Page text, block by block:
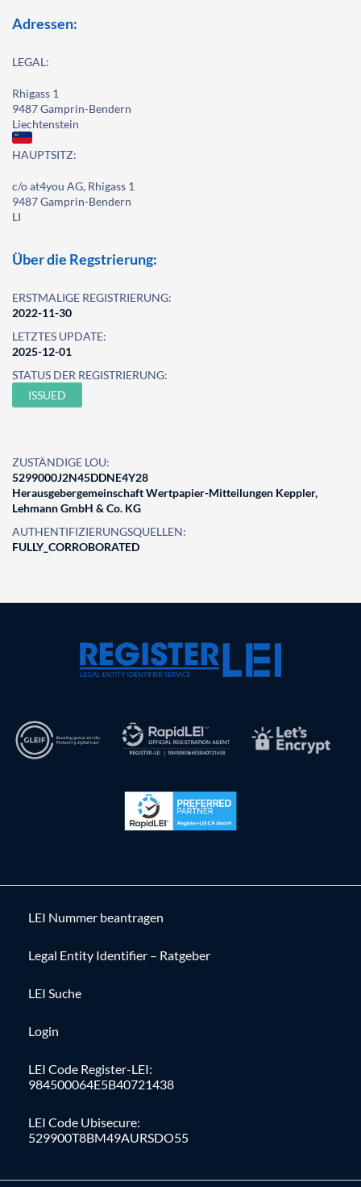
Adressen:
LEGAL:
Rhigass 1
9487 Gamprin-Bendern
Liechtenstein
HAUPTSITZ:
c/o at4you AG, Rhigass 1
9487 Gamprin-Bendern
LI
Über die Regstrierung:
ERSTMALIGE REGISTRIERUNG:
2022-11-30
LETZTES UPDATE:
2025-12-01
STATUS DER REGISTRIERUNG:
ISSUED
ZUSTÄNDIGE LOU:
5299000J2N45DDNE4Y28
Herausgebergemeinschaft Wertpapier-Mitteilungen Keppler,
Lehmann GmbH & Co. KG
AUTHENTIFIZIERUNGSQUELLEN:
FULLY_CORROBORATED
LEI Nummer beantragen
Legal Entity Identifier – Ratgeber
LEI Suche
Login
LEI Code Register-LEI:
984500064E5B40721438
LEI Code Ubisecure:
529900T8BM49AURSDO55